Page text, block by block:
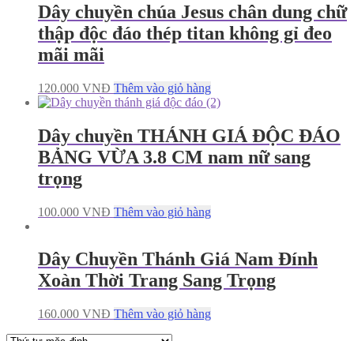
Dây chuyền chúa Jesus chân dung chữ
thập độc đáo thép titan không gỉ đeo
mãi mãi
120.000 VNĐ Thêm vào giỏ hàng
Dây chuyền THÁNH GIÁ ĐỘC ĐÁO
BẢNG VỪA 3.8 CM nam nữ sang
trọng
100.000 VNĐ Thêm vào giỏ hàng
Dây Chuyền Thánh Giá Nam Đính
Xoàn Thời Trang Sang Trọng
160.000 VNĐ Thêm vào giỏ hàng